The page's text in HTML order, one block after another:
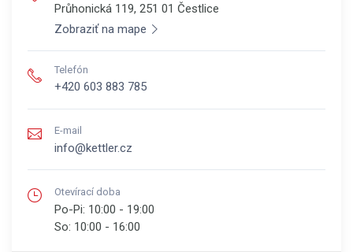
Průhonická 119, 251 01 Čestlice
Zobraziť na mape
Telefón
+420 603 883 785
E-mail
info@kettler.cz
Otevírací doba
Po-Pi: 10:00 - 19:00
So: 10:00 - 16:00